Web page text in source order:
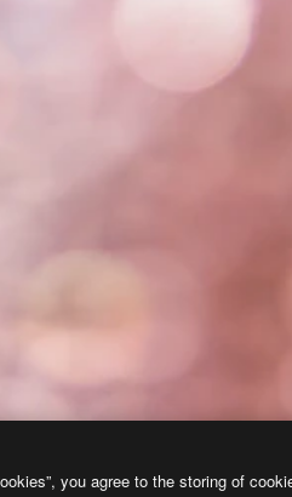
you agree to the storing of